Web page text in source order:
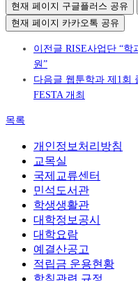
현재 페이지 구글플러스 공유
현재 페이지 카카오톡 공유
이전글 RISE사업단 “학
원”
다음글 웹툰학과 제1회
FESTA 개최
목록
개인정보처리방침
교목실
국제교류센터
민석도서관
학생생활관
대학정보공시
대학요람
예결산공고
적립금 운용현황